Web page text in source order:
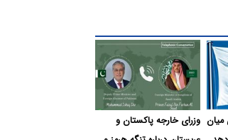
میان وزرای خارجه پاکستان و